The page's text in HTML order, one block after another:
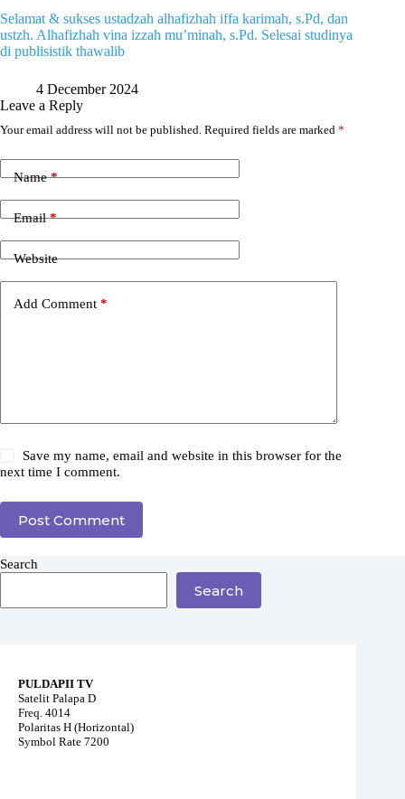
Selamat & sukses ustadzah alhafizhah iffa karimah, s.Pd, dan
ustzh. Alhafizhah vina izzah mu’minah, s.Pd. Selesai studinya
di publisistik thawalib
4 December 2024
Leave a Reply
Your email address will not be published. Required fields are marked *
Name*
Email*
Website
Add Comment *
Save my name, email and website in this browser for the
next time I comment.
Post Comment
Search
Search
PULDAPII TV
Satelit Palapa D
Freq. 4014
Polaritas H (Horizontal)
Symbol Rate 7200